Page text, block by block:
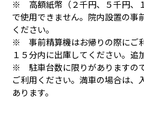
※ 高額紙幣（２千円、５千円、
で使用できません。院内設置の事
ください。
※ 事前精算機はお帰りの際にご
１５分内に出庫してください。追
※ 駐車台数に限りがありますの
ご利用ください。満車の場合は、
あります。